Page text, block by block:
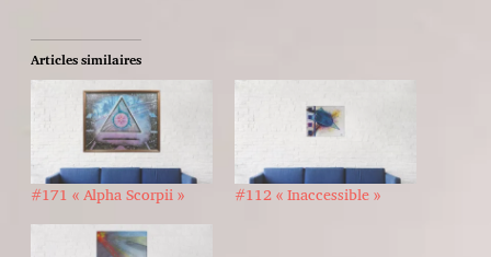
Articles similaires
#171 « Alpha Scorpii » #112 « Inaccessible »